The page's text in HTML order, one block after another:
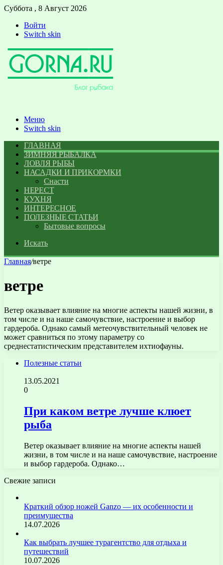
Суббота , 8 Август 2026
Войти
Switch skin
Меню
Switch skin
ГЛАВНАЯ
ЗИМНЯЯ РЫБАЛКА
ЛОВЛЯ РЫБЫ
НАСАДКИ И ПРИКОРМКИ
Снасти
НЕРЕСТ
КУХНЯ
ИНТЕРЕСНОЕ
ПОЛЕЗНЫЕ СТАТЬИ
Бытовые вопросы
Искать
Главная/ветре
ветре
Ветер оказывает влияние на многие аспекты нашей жизни, в
том числе и на наше самочувствие, настроение и выбор
гардероба. Однако самый метеочувствительный человек не
может сравниться по этому параметру со
среднестатистическим представителем ихтиофауны.
Полезные статьи
13.05.2021
0
При каком ветре лучше клюет
рыба
Ветер оказывает влияние на многие аспекты нашей
жизни, в том числе и на наше самочувствие, настроение
и выбор гардероба. Однако…
Свежие записи
Краткий обзор ножей Ganzo — их особенности и
преимущества
14.07.2026
Как выбрать лучшее турагентство для отдыха и
путешествий
10.07.2026